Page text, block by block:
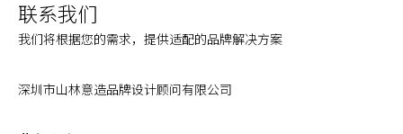
联系我们
我们将根据您的需求，提供适配的品牌解决方案
深圳市山林意造品牌设计顾问有限公司